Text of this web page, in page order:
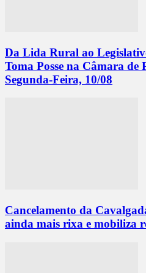
Da Lida Rural ao
Toma Posse na Câmara de
Segunda-Feira, 10/08
Cancelamento da
ainda mais rixa e mobiliza